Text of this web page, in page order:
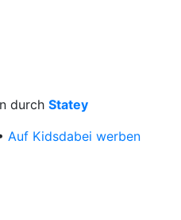
durch Statey
Auf Kidsdabei werben